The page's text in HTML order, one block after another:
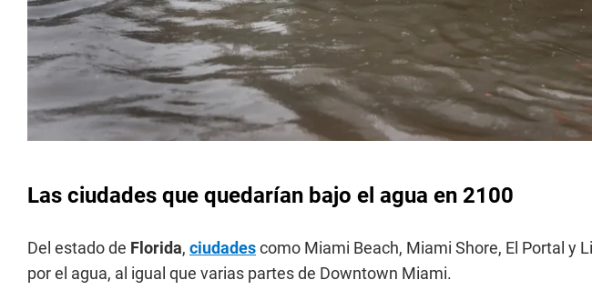
Las ciudades que quedarían bajo el agua en 2100
Del estado de Florida, ciudadescomo Miami Beach, Miami Shore, El Portal y
por el agua, al igual que varias partes de Downtown Miami.